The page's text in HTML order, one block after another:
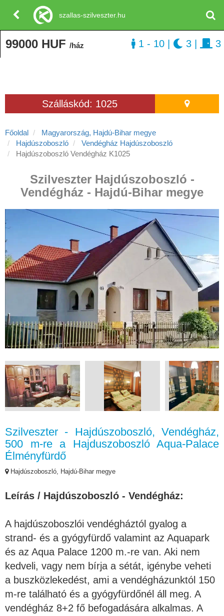
Szálláskód: 1025
Főoldal
Magyarország, Hajdú-Bihar megye
Hajdúszoboszló
Vendégház Hajdúszoboszló
Hajdúszoboszló Vendégház K1025
Szilveszter Hajdúszoboszló -
Vendégház - Hajdú-Bihar megye
Szilveszter - Hajdúszoboszló, Vendégház,
500 m-re a Hajduszoboszló Aqua-Palace
Élményfürdő
Hajdúszoboszló, Hajdú-Bihar megye
Leírás / Hajdúszoboszló - Vendégház:
A hajdúszoboszlói vendégháztól gyalog a
strand- és a gyógyfürdő valamint az Aquapark
és az Aqua Palace 1200 m.-re van. Aki nem
kedveli, vagy nem bírja a sétát, igénybe veheti
a buszközlekedést, ami a vendégházunktól 150
m-re található és a gyógyfürdőnél áll meg. A
vendégház 8+2 fő befogadására alkalmas. A
99000 HUF /ház 1 - 10 3 3
szallas-szilveszter.hu